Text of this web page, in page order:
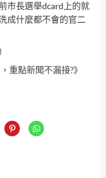
市長選舉dcard上的就
成什麼都不會的官二
重點新聞不漏接?》